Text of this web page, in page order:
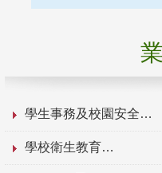
學生事務及校園安全
學校衛生教育